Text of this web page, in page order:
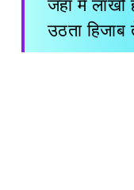
जहां में लाखों
उठता हिजाब